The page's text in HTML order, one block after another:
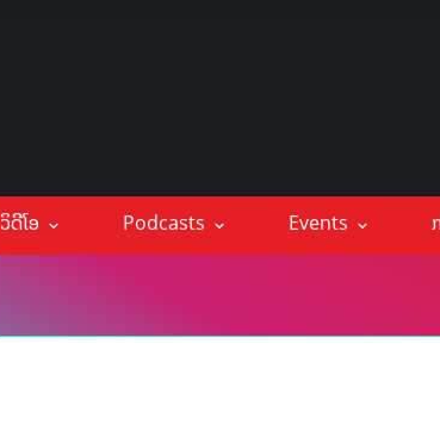
ວິດີໂອ Podcasts Events